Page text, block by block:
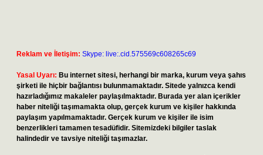
Reklam ve İletişim: Skype: live:.cid.575569c608265c69
Yasal Uyarı: Bu internet sitesi, herhangi bir marka, kurum veya şahıs
şirketi ile hiçbir bağlantısı bulunmamaktadır. Sitede yalnızca kendi
hazırladığımız makaleler paylaşılmaktadır. Burada yer alan içerikler
haber niteliği taşımamakta olup, gerçek kurum ve kişiler hakkında
paylaşım yapılmamaktadır. Gerçek kurum ve kişiler ile isim
benzerlikleri tamamen tesadüfidir. Sitemizdeki bilgiler taslak
halindedir ve tavsiye niteliği taşımazlar.